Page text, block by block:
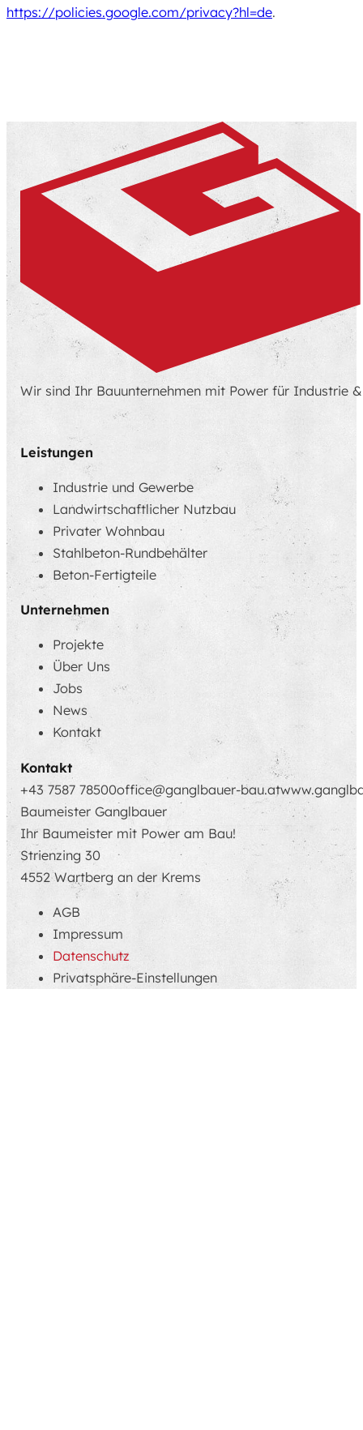
https://policies.google.com/privacy?hl=de.
Wir sind Ihr Bauunternehmen mit Power für Industrie
Leistungen
Industrie und Gewerbe
Landwirt­schaftlicher Nutzbau
Privater Wohnbau
Stahlbeton-Rundbehälter
Beton-Fertigteile
Unternehmen
Projekte
Über Uns
Jobs
News
Kontakt
Kontakt
+43 7587 78500office@ganglbauer-bau.at
Baumeister Ganglbauer
Ihr Baumeister mit Power am Bau!
Strienzing 30
4552 Wartberg an der Krems
AGB
Impressum
Datenschutz
Privatsphäre-Einstellungen